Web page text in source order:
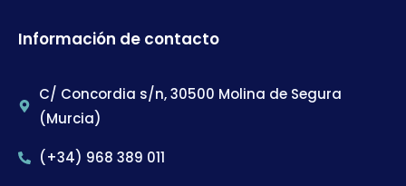
Información de contacto
C/ Concordia s/n, 30500 Molina de Segura
(Murcia)
(+34) 968 389 011